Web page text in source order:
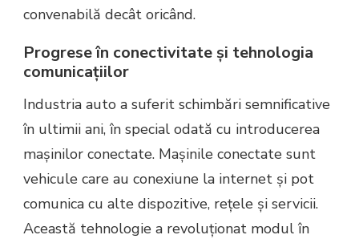
convenabilă decât oricând.
Progrese în conectivitate și tehnologia
comunicațiilor
Industria auto a suferit schimbări semnificative
în ultimii ani, în special odată cu introducerea
mașinilor conectate. Mașinile conectate sunt
vehicule care au conexiune la internet și pot
comunica cu alte dispozitive, rețele și servicii.
Această tehnologie a revoluționat modul în